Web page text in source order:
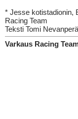
* Jesse kotistadionin,
Racing Team
Teksti Tomi
Varkaus Racing